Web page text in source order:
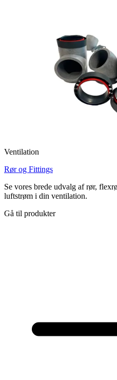
Ventilation
Rør og Fittings
Se vores brede udvalg af rør,
luftstrøm i din ventilation.
Gå til produkter